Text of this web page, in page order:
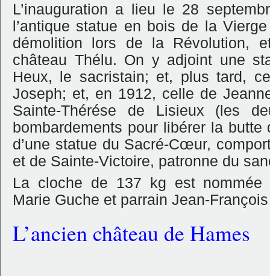
L’inauguration a lieu le 28
l’antique statue en bois de la
démolition lors de la Révolution,
château Thélu. On y adjoint une
Heux, le sacristain; et, plus tard,
Joseph; et, en 1912, celle de
Sainte-Thérése de Lisieux (les
bombardements pour libérer la butte
d’une statue du Sacré-Cœur,
et de Sainte-Victoire, patronne du
La cloche de 137 kg est nommée
Marie Guche et parrain Jean-
L’ancien château de Hames